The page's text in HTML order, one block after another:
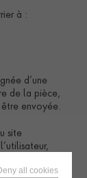
à :
d’une
de la pièce,
envoyée.
site
du site
all cookies